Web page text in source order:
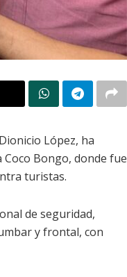
López, ha
Bongo, donde fue
turistas.
de seguridad,
y frontal, con